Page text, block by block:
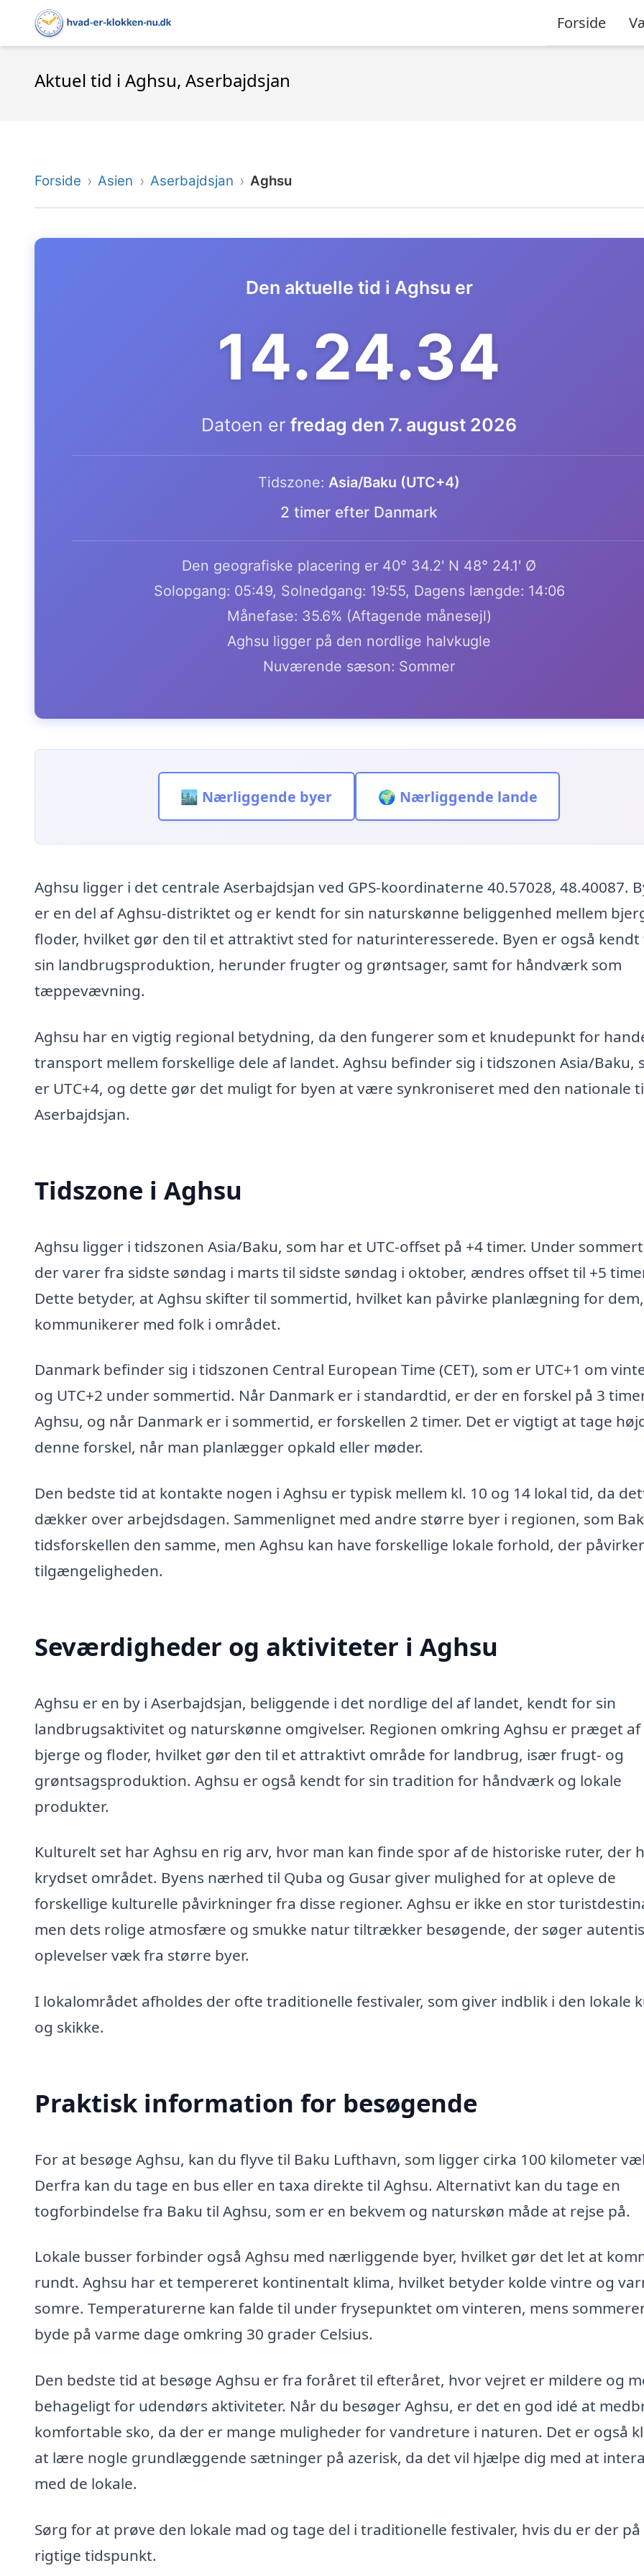
Forside
Aktuel tid i Aghsu, Aserbajdsjan
Forside Asien Aserbajdsjan Aghsu
Den aktuelle tid i Aghsu er
14.24.35
Datoen er fredag den 7. august 2026
Tidszone: Asia/Baku (UTC+4)
2 timer efter Danmark
Den geografiske placering er 40° 34.2' N 48° 24.1' Ø
Solopgang: 05:49, Solnedgang: 19:55, Dagens længde: 14:06
Månefase: 35.6% (Aftagende månesejl)
Aghsu ligger på den nordlige halvkugle
Nuværende sæson: Sommer
🏙️ Nærliggende byer 🌍 Nærliggende lande
Aghsu ligger i det centrale Aserbajdsjan ved GPS-koordinaterne 40.57028, 48.40087.
er en del af Aghsu-distriktet og er kendt for sin naturskønne beliggenhed mellem
floder, hvilket gør den til et attraktivt sted for naturinteresserede. Byen er også
sin landbrugsproduktion, herunder frugter og grøntsager, samt for håndværk som
tæppevævning.
Aghsu har en vigtig regional betydning, da den fungerer som et knudepunkt for
transport mellem forskellige dele af landet. Aghsu befinder sig i tidszonen Asia/Baku,
er UTC+4, og dette gør det muligt for byen at være synkroniseret med den nationale
Aserbajdsjan.
Tidszone i Aghsu
Aghsu ligger i tidszonen Asia/Baku, som har et UTC-offset på +4 timer. Under
der varer fra sidste søndag i marts til sidste søndag i oktober, ændres offset til +5
Dette betyder, at Aghsu skifter til sommertid, hvilket kan påvirke planlægning for
kommunikerer med folk i området.
Danmark befinder sig i tidszonen Central European Time (CET), som er UTC+1 om
og UTC+2 under sommertid. Når Danmark er i standardtid, er der en forskel på 3
Aghsu, og når Danmark er i sommertid, er forskellen 2 timer. Det er vigtigt at tage
denne forskel, når man planlægger opkald eller møder.
Den bedste tid at kontakte nogen i Aghsu er typisk mellem kl. 10 og 14 lokal tid, da
dækker over arbejdsdagen. Sammenlignet med andre større byer i regionen, som
tidsforskellen den samme, men Aghsu kan have forskellige lokale forhold, der påvirker
tilgængeligheden.
Seværdigheder og aktiviteter i Aghsu
Aghsu er en by i Aserbajdsjan, beliggende i det nordlige del af landet, kendt for sin
landbrugsaktivitet og naturskønne omgivelser. Regionen omkring Aghsu er præget af
bjerge og floder, hvilket gør den til et attraktivt område for landbrug, især frugt- og
grøntsagsproduktion. Aghsu er også kendt for sin tradition for håndværk og lokale
produkter.
Kulturelt set har Aghsu en rig arv, hvor man kan finde spor af de historiske ruter, der
krydset området. Byens nærhed til Quba og Gusar giver mulighed for at opleve de
forskellige kulturelle påvirkninger fra disse regioner. Aghsu er ikke en stor
men dets rolige atmosfære og smukke natur tiltrækker besøgende, der søger
oplevelser væk fra større byer.
I lokalområdet afholdes der ofte traditionelle festivaler, som giver indblik i den lokale
og skikke.
Praktisk information for besøgende
For at besøge Aghsu, kan du flyve til Baku Lufthavn, som ligger cirka 100 kilometer
Derfra kan du tage en bus eller en taxa direkte til Aghsu. Alternativt kan du tage en
togforbindelse fra Baku til Aghsu, som er en bekvem og naturskøn måde at rejse på.
Lokale busser forbinder også Aghsu med nærliggende byer, hvilket gør det let at
rundt. Aghsu har et tempereret kontinentalt klima, hvilket betyder kolde vintre og
somre. Temperaturerne kan falde til under frysepunktet om vinteren, mens
byde på varme dage omkring 30 grader Celsius.
Den bedste tid at besøge Aghsu er fra foråret til efteråret, hvor vejret er mildere og
behageligt for udendørs aktiviteter. Når du besøger Aghsu, er det en god idé at
komfortable sko, da der er mange muligheder for vandreture i naturen. Det er også
at lære nogle grundlæggende sætninger på azerisk, da det vil hjælpe dig med at
med de lokale.
Sørg for at prøve den lokale mad og tage del i traditionelle festivaler, hvis du er der
rigtige tidspunkt.